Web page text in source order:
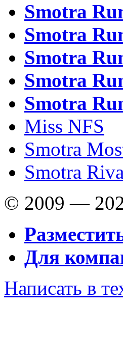
Smotra
Smotra
Smotra
Smotra
Smotra
Miss NFS
Smotra
Smotra
© 2009 —
Для
Написать в